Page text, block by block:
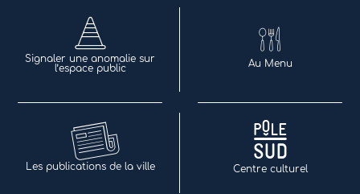
Signaler une anomalie sur
l’espace public
Au Menu
Les publications de la ville Centre culturel